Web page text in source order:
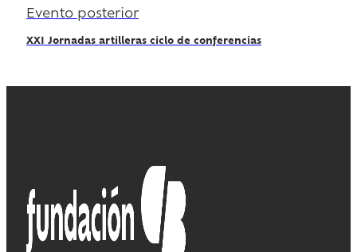
Evento posterior
XXI Jornadas artilleras ciclo de conferencias